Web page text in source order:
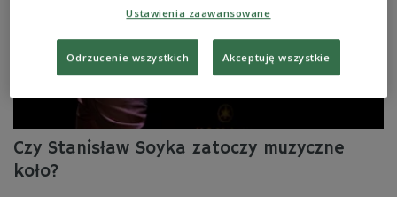
Czy Stanisław Soyka zatoczy muzyczne
koło?
Ustawienia zaawansowane
Odrzucenie wszystkich Akceptuję wszystkie